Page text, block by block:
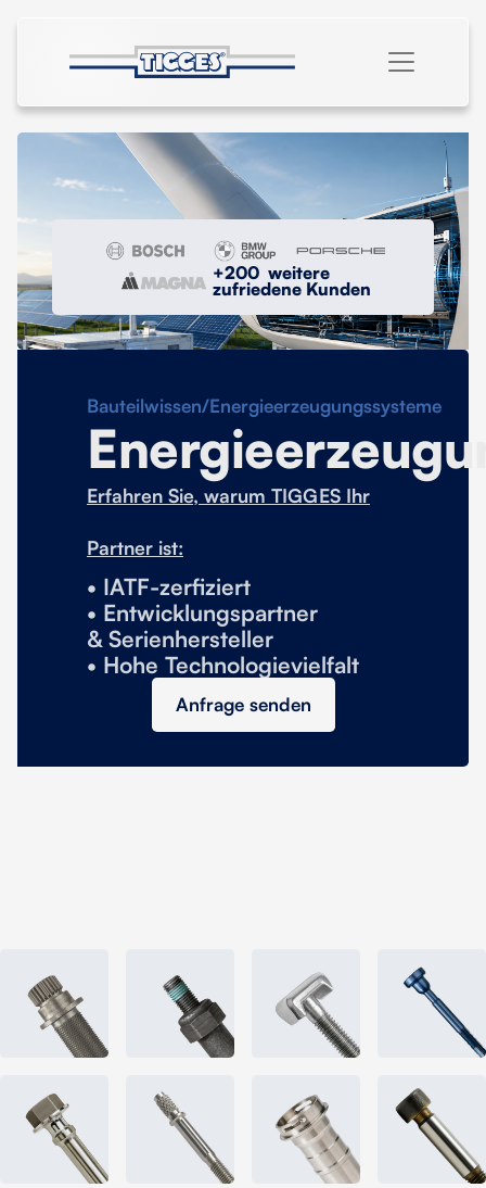
+200 weitere
zufriedene Kunden
Bauteilwissen/Energieerzeugungssysteme
Erfahren Sie, warum TIGGES Ihr
Partner ist:
• IATF-zerfiziert
• Entwicklungspartner
& Serienhersteller
• Hohe Technologievielfalt
Anfrage senden